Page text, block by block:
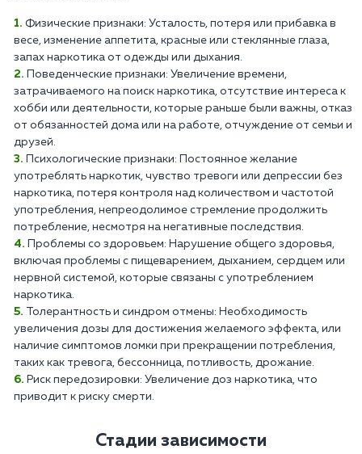
Физические признаки: Усталость, потеря или прибавка в
весе, изменение аппетита, красные или стеклянные глаза,
запах наркотика от одежды или дыхания.
Поведенческие признаки: Увеличение времени,
затрачиваемого на поиск наркотика, отсутствие интереса к
хобби или деятельности, которые раньше были важны, отказ
от обязанностей дома или на работе, отчуждение от семьи и
друзей.
Психологические признаки: Постоянное желание
употреблять наркотик, чувство тревоги или депрессии без
наркотика, потеря контроля над количеством и частотой
употребления, непреодолимое стремление продолжить
потребление, несмотря на негативные последствия.
Проблемы со здоровьем: Нарушение общего здоровья,
включая проблемы с пищеварением, дыханием, сердцем или
нервной системой, которые связаны с употреблением
наркотика.
Толерантность и синдром отмены: Необходимость
увеличения дозы для достижения желаемого эффекта, или
наличие симптомов ломки при прекращении потребления,
таких как тревога, бессонница, потливость, дрожание.
Риск передозировки: Увеличение доз наркотика, что
приводит к риску смерти.
Стадии зависимости